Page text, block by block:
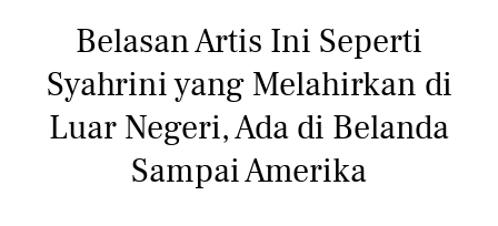
Belasan Artis Ini Seperti
Syahrini yang Melahirkan di
Luar Negeri, Ada di Belanda
Sampai Amerika